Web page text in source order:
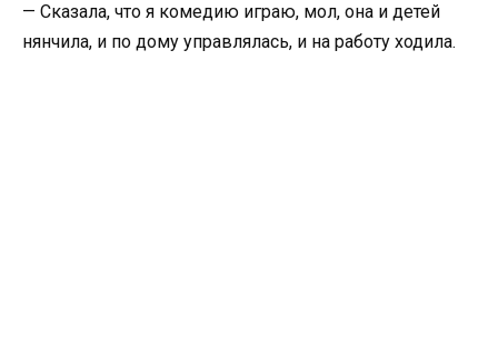
— Сказала, что я комедию играю, мол, она и детей
нянчила, и по дому управлялась, и на работу ходила.